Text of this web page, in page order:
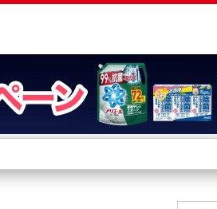
店舗サービス
ネット取り置き